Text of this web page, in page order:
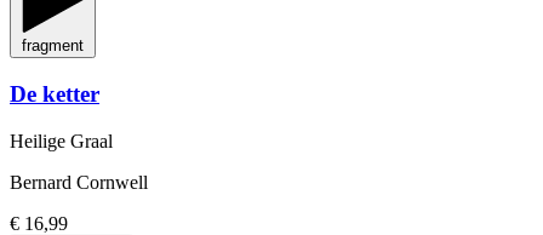
fragment
De ketter
Heilige Graal
Bernard Cornwell
€ 16,99